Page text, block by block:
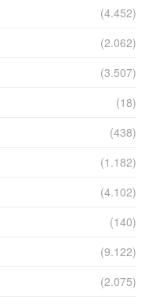
(4.452)
(2.062)
(3.507)
(18)
(438)
(1.182)
(4.102)
(140)
(9.122)
(2.075)